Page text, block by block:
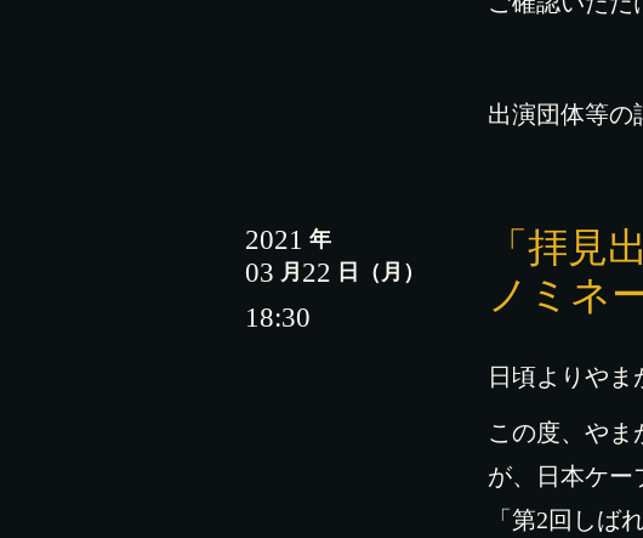
出演団体等の
2021 年
03 月 22 日 （月）
18:30
「拝見
ノミネ
日頃よりやま
この度、やま
が、日本ケー
「第2回しば